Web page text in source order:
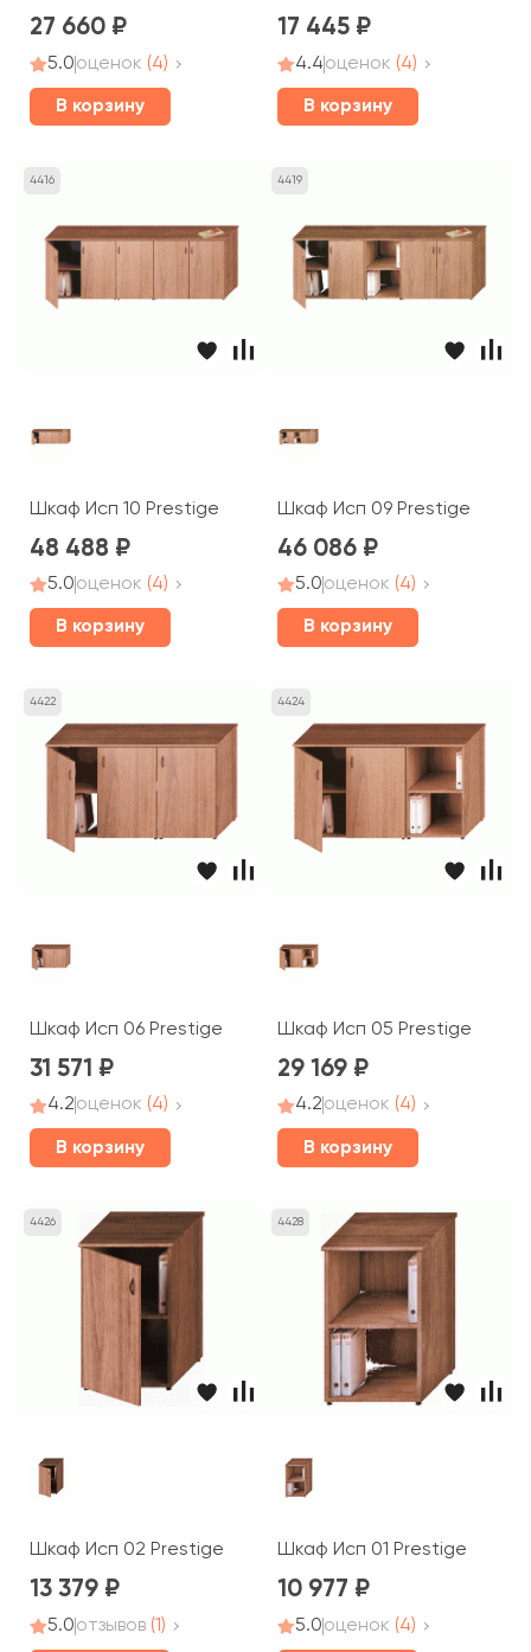
27 660
5.0оценок (4)
В корзину
17 445
4.4оценок (4)
В корзину
4416
Шкаф Исп 10 Prestige
48 488
5.0оценок (4)
В корзину
4419
Шкаф Исп 09 Prestige
46 086
5.0оценок (4)
В корзину
4422
Шкаф Исп 06 Prestige
31 571
4.2оценок (4)
В корзину
4424
Шкаф Исп 05 Prestige
29 169
4.2оценок (4)
В корзину
4426
Шкаф Исп 02 Prestige
13 379
5.0отзывов (1)
4428
Шкаф Исп 01 Prestige
10 977
5.0оценок (4)